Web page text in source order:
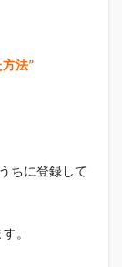
法”
ちに登録して
。